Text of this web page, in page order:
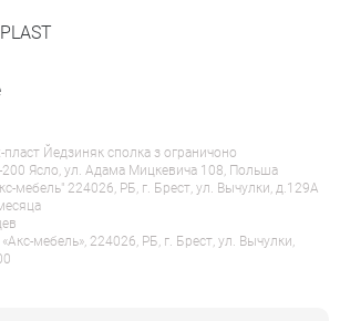
Йедзиняк сполка з ограничоно
Ясло, ул. Адама Мицкевича 108, Польша
мебель" 224026, РБ, г. Брест, ул. Вычулки, д.129А
мебель», 224026, РБ, г. Брест, ул. Вычулки,